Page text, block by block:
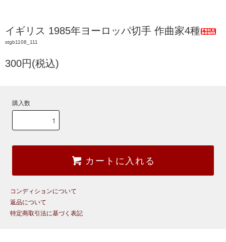
イギリス 1985年ヨーロッパ切手 作曲家4種
stgb1108_111
300円(税込)
購入数
カートに入れる
コンディションについて
返品について
特定商取引法に基づく表記